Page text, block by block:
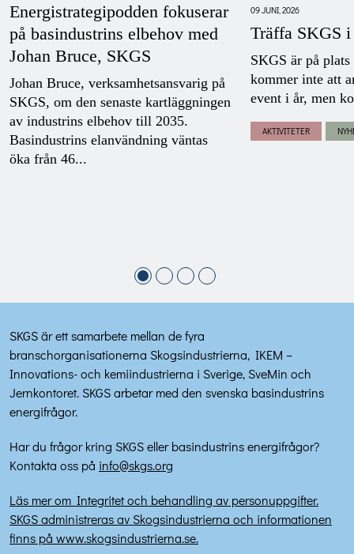
Energistrategipodden fokuserar
på basindustrins elbehov med
Johan Bruce, SKGS
Johan Bruce, verksamhetsansvarig på
SKGS, om den senaste kartläggningen
av industrins elbehov till 2035.
Basindustrins elanvändning väntas
öka från 46...
09 JUNI, 2026
Träffa SKGS
SKGS är på
kommer inte att
event i år, men
AKTIVITETER
SKGS är ett samarbete mellan de fyra
branschorganisationerna Skogsindustrierna, IKEM –
Innovations- och kemiindustrierna i Sverige, SveMin och
Jernkontoret. SKGS arbetar med den svenska basindustrins
energifrågor.
Har du frågor kring SKGS eller basindustrins energifrågor?
Kontakta oss på info@skgs.org
Läs mer om Integritet och behandling av personuppgifter.
SKGS administreras av Skogsindustrierna och informationen
finns på www.skogsindustrierna.se.